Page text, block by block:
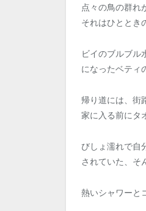
点々の鳥の群れ
それはひととき
ビイのブルブル
になったベティ
帰り道には、街
家に入る前にタ
びしょ濡れで自
されていた、そ
熱いシャワーと